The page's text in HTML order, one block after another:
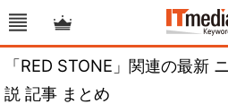
「RED STONE」関連の最新
説 記事 まとめ